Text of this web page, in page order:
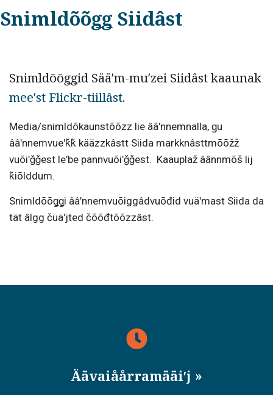
Snimldõõǥǥ Siidâst
Snimldõõǥǥid Sääʹm-muʹzei Siidâst kaaunak
meeʹst Flickr-tiillâst.
Media/snimldõkaunstõõzz lie ââʹnnemnalla, ǥu
ââʹnnemvueʹǩǩ kääzzkâstt Siida markknâsttmõõžž
vuõiʹǧǧest leʹbe pannvuõiʹǧǧest. Kaauplaž âânnmõš lij
ǩiõlddum.
Snimldõõǥǥi ââʹnnemvuõiggâdvuõđid vuäʹmast Siida da
tät âlgg čuäʹjted čõõđtõõzzâst.
Äävaiåårramääiʹj